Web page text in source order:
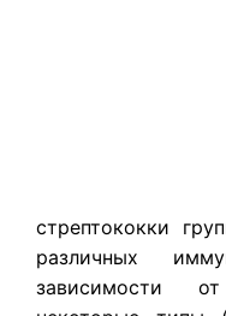
стрептококки
различных
зависимости